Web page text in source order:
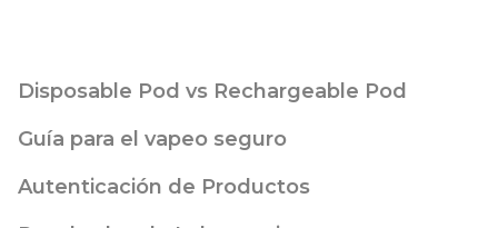
Disposable Pod vs Rechargeable Pod
Guía para el vapeo seguro
Autenticación de Productos